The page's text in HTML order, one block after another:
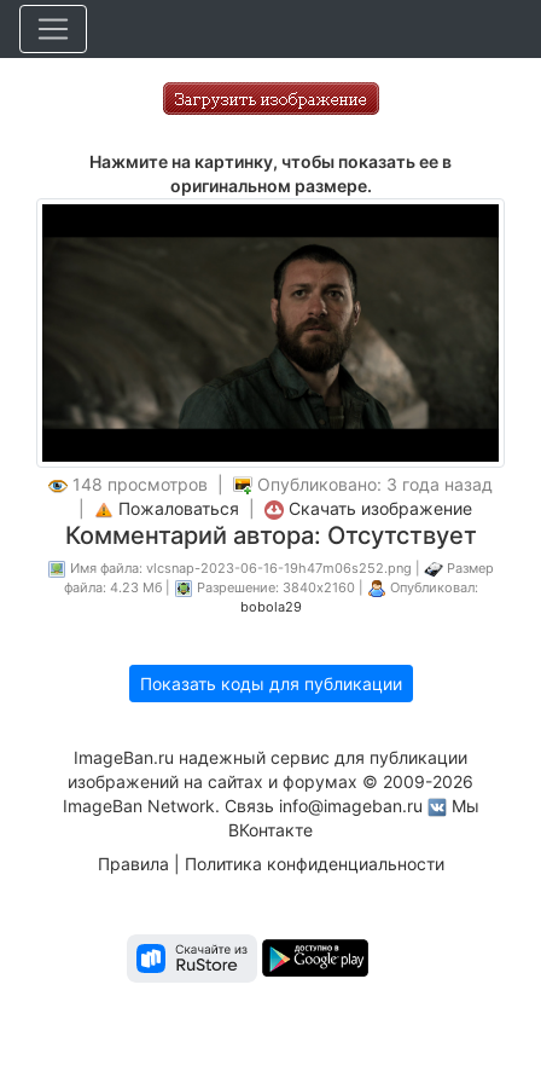
Нажмите на картинку, чтобы показать ее в
оригинальном размере.
148 просмотров |
Опубликовано: 3 года назад
Пожаловаться Скачать изображение
Комментарий автора: Отсутствует
Имя файла: vlcsnap-2023-06-16-19h47m06s252.png |
Размер
файла: 4.23 Мб |
Разрешение: 3840x2160 |
Опубликовал:
bobola29
Показать коды для публикации
ImageBan.ru надежный сервис для публикации
изображений на сайтах и форумах © 2009-2026
ImageBan Network. Связь info@imageban.ru
Мы
ВКонтакте
Правила
Политика конфиденциальности